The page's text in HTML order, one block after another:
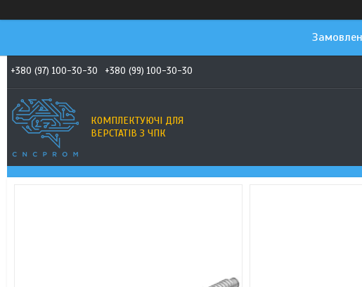
+380 (97) 100-30-30 +380 (99) 100-30-30
КОМПЛЕКТУЮЧІ ДЛЯ
ВЕРСТАТІВ З ЧПК